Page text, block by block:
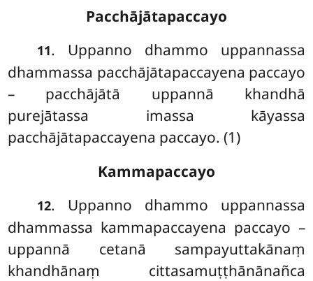
Pacchājātapaccayo
11. Uppanno dhammo uppannassa
dhammassa pacchājātapaccayena paccayo
– pacchājātā uppannā khandhā
purejātassa imassa kāyassa
pacchājātapaccayena paccayo. (1)
Kammapaccayo
12. Uppanno dhammo uppannassa
dhammassa kammapaccayena paccayo –
uppannā cetanā sampayuttakānaṃ
khandhānaṃ cittasamuṭṭhānānañca